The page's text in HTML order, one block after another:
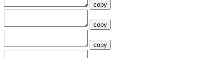
copy
copy
copy